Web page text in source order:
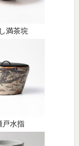
満茶垸
戸水指